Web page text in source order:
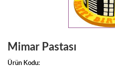
Mimar Pastası
Ürün Kodu: